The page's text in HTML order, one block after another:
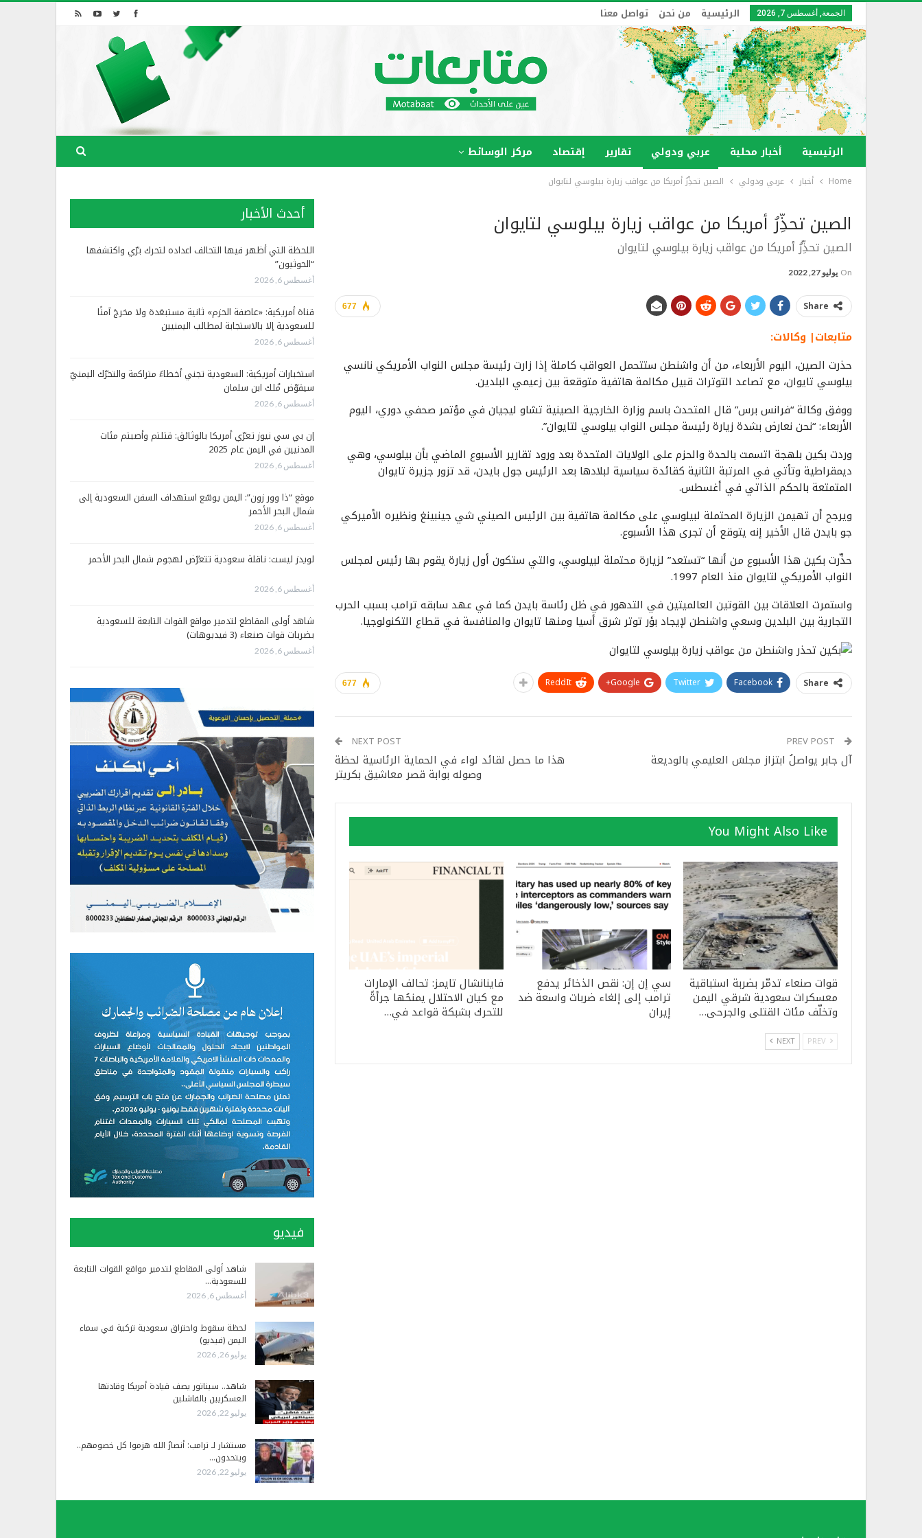
الجمعة, أغسطس 7, 2026 الرئيسية من نحن تواصل معنا
الرئيسية أخبار محلية عربي ودولي تقارير إقتصاد مركز الوسائط
Home أخبار عربي ودولي الصين تحذِّرُ أمريكا من عواقب زيارة بيلوسي لتايوان
الصين تحذِّرُ أمريكا من عواقب زيارة بيلوسي لتايوان
الصين تحذِّرُ أمريكا من عواقب زيارة بيلوسي لتايوان
On يوليو 27, 2022
677 Share
متابعات| وكالات:
حذرت الصين، اليوم الأربعاء، من أن واشنطن ستتحمل العواقب كاملة إذا زارت رئيسة مجلس النواب الأمريكي نانسي
بيلوسي تايوان، مع تصاعد التوترات قبيل مكالمة هاتفية متوقعة بين زعيمي البلدين.
ووفق وكالة “فرانس برس” قال المتحدث باسم وزارة الخارجية الصينية تشاو ليجيان في مؤتمر صحفي دوري، اليوم
الأربعاء: “نحن نعارض بشدة زيارة رئيسة مجلس النواب بيلوسي لتايوان”.
وردت بكين بلهجة اتسمت بالحدة والحزم على الولايات المتحدة بعد ورود تقارير الأسبوع الماضي بأن بيلوسي، وهي
ديمقراطية وتأتي في المرتبة الثانية كقائدة سياسية لبلادها بعد الرئيس جول بايدن، قد تزور جزيرة تايوان
المتمتعة بالحكم الذاتي في أغسطس.
ويرجح أن تهيمن الزيارة المحتملة لبيلوسي على مكالمة هاتفية بين الرئيس الصيني شي جينبينغ ونظيره الأميركي
جو بايدن قال الأخير إنه يتوقع أن تجرى هذا الأسبوع.
حذّرت بكين هذا الأسبوع من أنها “تستعد” لزيارة محتملة لبيلوسي، والتي ستكون أول زيارة يقوم بها رئيس لمجلس
النواب الأمريكي لتايوان منذ العام 1997.
واستمرت العلاقات بين القوتين العالميتين في التدهور في ظل رئاسة بايدن كما في عهد سابقه ترامب بسبب الحرب
التجارية بين البلدين وسعي واشنطن لإيجاد بؤر توتر شرق أسيا ومنها تايوان والمنافسة في قطاع التكنولوجيا.
677 Share
Facebook
Twitter
Google+
ReddIt
آل جابر يواصلُ ابتزاز مجلسَ العليمي بالوديعة
NEXT POST
هذا ما حصل لقائد لواء في الحماية الرئاسية لحظة
وصوله بوابة قصر معاشيق بكريتر
You Might Also Like
قوات صنعاء تدمّر بضربة استباقية
معسكرات سعودية شرقي اليمن
وتخلّف مئات القتلى والجرحى…
سي إن إن: نقص الذخائر يدفع
ترامب إلى إلغاء ضربات واسعة ضد
إيران
فاينانشال تايمز: تحالف الإمارات
مع كيان الاحتلال يمنحُها جرأةً
للتحرك بشبكة قواعد في…
NEXT
أحدث الأخبار
اللحظة التي أظهر فيها التحالف اعداده لتحرك برّي واكتشفها
“الحوثيون”
أغسطس 6, 2026
قناة أمريكية: «عاصفة الحزم» ثانية مستبعَدة ولا مخرجَ آمنًا
للسعودية إلا بالاستجابة لمطالب اليمنيين
أغسطس 6, 2026
استخبارات أمريكية: السعودية تجني أخطاءً متراكمة والتحرّك اليمنيّ
سيقوّض مُلك ابن سلمان
أغسطس 6, 2026
إن بي سي نيوز تعرّي أمريكا بالوثائق: قتلتم وأصبتم مئات
المدنيين في اليمن عام 2025
أغسطس 6, 2026
موقع “ذا وور زون”: اليمن يوسّع استهداف السفن السعودية إلى
شمال البحر الأحمر
أغسطس 6, 2026
لويدز ليست: ناقلة سعودية تتعرّض لهجوم شمال البحر الأحمر
أغسطس 6, 2026
شاهد أولى المقاطع لتدمير مواقع القوات التابعة للسعودية
بضربات قوات صنعاء (3 فيديوهات)
أغسطس 6, 2026
فيديو
شاهد أولى المقاطع لتدمير مواقع القوات التابعة
للسعودية…
أغسطس 6, 2026
لحظة سقوط واحتراق سعودية تركية في سماء
اليمن (فيديو)
يوليو 26, 2026
شاهد.. سيناتور يصف قيادة أمريكا وقادتها
العسكريين بالفاشلين
يوليو 22, 2026
مستشار لـ ترامب: أنصارُ الله هزموا كل خصومهم..
ويتحدون…
يوليو 22, 2026